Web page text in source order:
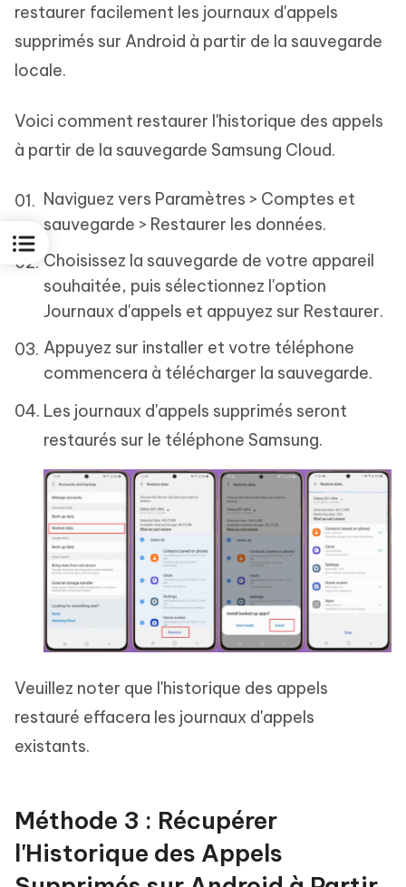
restaurer facilement les journaux d'appels
supprimés sur Android à partir de la sauvegarde
locale.
Voici comment restaurer l'historique des appels
à partir de la sauvegarde Samsung Cloud.
Naviguez vers Paramètres > Comptes et
sauvegarde > Restaurer les données.
Choisissez la sauvegarde de votre appareil
souhaitée, puis sélectionnez l'option
Journaux d'appels et appuyez sur Restaurer.
Appuyez sur installer et votre téléphone
commencera à télécharger la sauvegarde.
Les journaux d'appels supprimés seront
restaurés sur le téléphone Samsung.
Veuillez noter que l'historique des appels
restauré effacera les journaux d'appels
existants.
Méthode 3 : Récupérer
l'Historique des Appels